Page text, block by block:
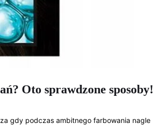
Oto sprawdzone sposoby!
gdy podczas ambitnego farbowania nagle